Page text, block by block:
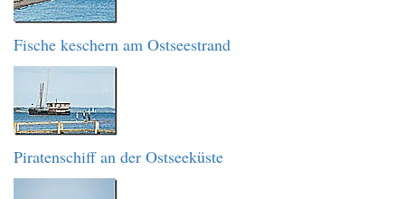
Fische keschern am Ostseestrand
Piratenschiff an der Ostseeküste